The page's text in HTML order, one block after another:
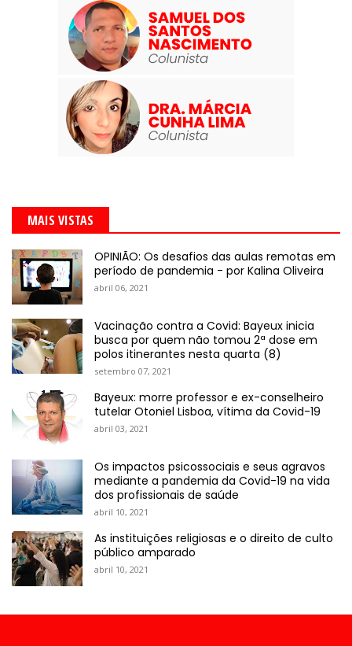
MAIS VISTAS
OPINIÃO: Os desafios das aulas remotas em
período de pandemia - por Kalina Oliveira
abril 06, 2021
Vacinação contra a Covid: Bayeux inicia
busca por quem não tomou 2ª dose em
polos itinerantes nesta quarta (8)
setembro 07, 2021
Bayeux: morre professor e ex-conselheiro
tutelar Otoniel Lisboa, vítima da Covid-19
abril 03, 2021
Os impactos psicossociais e seus agravos
mediante a pandemia da Covid-19 na vida
dos profissionais de saúde
abril 10, 2021
As instituições religiosas e o direito de culto
público amparado
abril 10, 2021